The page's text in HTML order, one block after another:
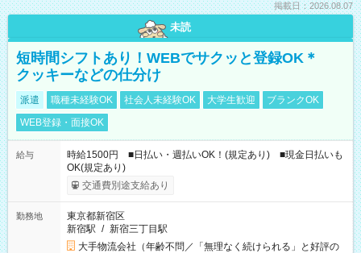
掲載日：2026.08.07
未読
短時間シフトあり！WEBでサクッと登録OK＊
クッキーなどの仕分け
派遣 職種未経験OK 社会人未経験OK 大学生歓迎
ブランクOK
WEB登録・面接OK
給与
時給1500円 ■日払い・週払いOK！(規定あり) ■現金日払いも
OK(規定あり)
交通費別途支給あり
勤務地
東京都新宿区
新宿駅 / 新宿三丁目駅
大手物流会社（年齢不問／「無理なく続けられる」と好評の